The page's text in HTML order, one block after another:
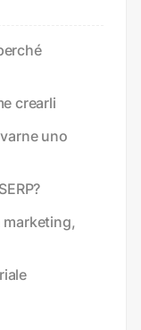
crearli
uno
marketing,